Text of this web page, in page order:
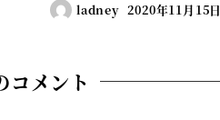
ladney 2020年11月15日
コメント